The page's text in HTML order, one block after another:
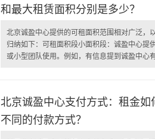
和最大租赁面积分别是多少？
北京诚盈中心提供的可租面积范围相对广泛，
归纳如下：可租面积段小面积段：诚盈中心提
或小型团队使用。例如，有信息提到诚盈中心
北京诚盈中心支付方式：租金
不同的付款方式？